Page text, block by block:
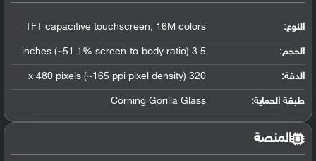
النوع: TFT capacitive touchscreen, 16M colors
الحجم: 3.5 inches (~51.1% screen-to-body ratio)
الدقة: 320 x 480 pixels (~165 ppi pixel density)
طبقة الحماية: Corning Gorilla Glass
المنصة